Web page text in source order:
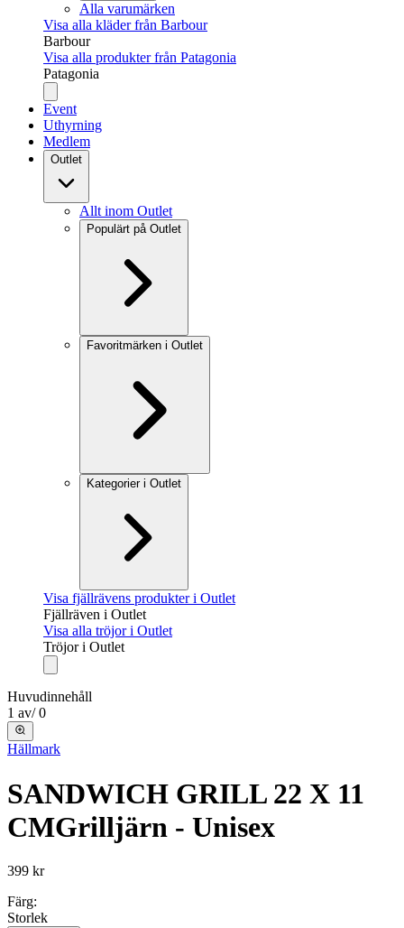
Alla varumärken
Visa alla kläder från Barbour
Barbour
Visa alla produkter från Patagonia
Patagonia
Event
Uthyrning
Medlem
Outlet
Allt inom Outlet
Populärt på Outlet
Favoritmärken i Outlet
Kategorier i Outlet
Visa fjällrävens produkter i Outlet
Fjällräven i Outlet
Visa alla tröjor i Outlet
Tröjor i Outlet
Huvudinnehåll
1 av/ 0
Hällmark
SANDWICH GRILL 22 X 11
CMGrilljärn - Unisex
399 kr
Färg:
Storlek